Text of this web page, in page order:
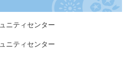
ティセンター
センター